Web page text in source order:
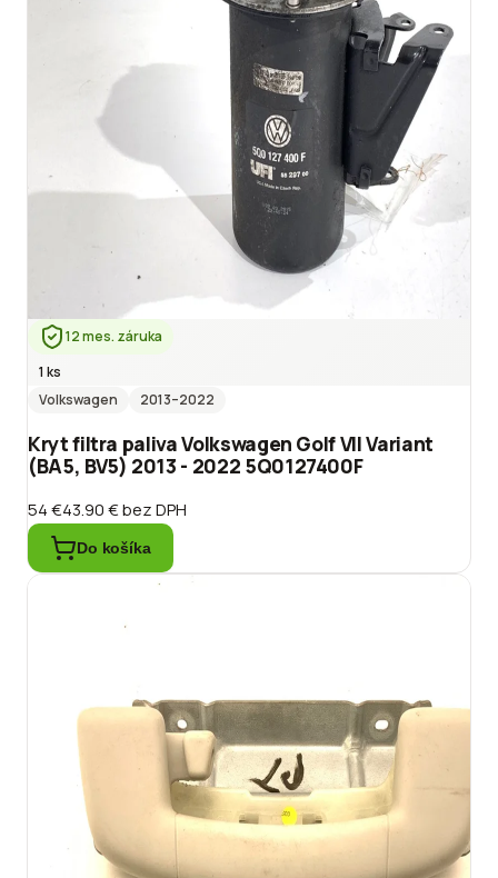
12 mes. záruka
1 ks
Volkswagen
2013–2022
Kryt filtra paliva Volkswagen Golf VII Variant
(BA5, BV5) 2013 - 2022 5Q0127400F
54 €43.90 €bez DPH
Do košíka